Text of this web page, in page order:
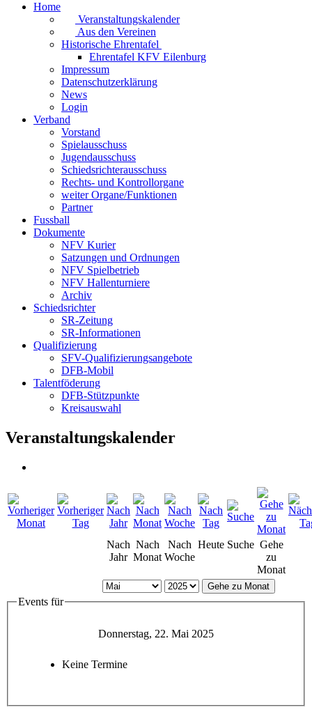
Home
Veranstaltungskalender
Aus den Vereinen
Historische Ehrentafel
Ehrentafel KFV Eilenburg
Impressum
Datenschutzerklärung
News
Login
Verband
Vorstand
Spielausschuss
Jugendausschuss
Schiedsrichterausschuss
Rechts- und Kontrollorgane
weiter Organe/Funktionen
Partner
Fussball
Dokumente
NFV Kurier
Satzungen und Ordnungen
NFV Spielbetrieb
NFV Hallenturniere
Archiv
Schiedsrichter
SR-Zeitung
SR-Informationen
Qualifizierung
SFV-Qualifizierungsangebote
DFB-Mobil
Talentföderung
DFB-Stützpunkte
Kreisauswahl
Veranstaltungskalender
Nach
Jahr
Nach
Monat
Nach
Woche
Heute Suche Gehe
zu
Monat
Gehe zu Monat
Events für
Donnerstag, 22. Mai 2025
Keine Termine